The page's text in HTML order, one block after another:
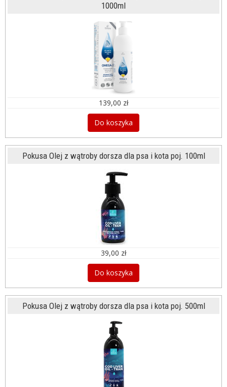
1000ml
139,00 zł
Do koszyka
Pokusa Olej z wątroby dorsza dla psa i kota poj. 100ml
39,00 zł
Do koszyka
Pokusa Olej z wątroby dorsza dla psa i kota poj. 500ml